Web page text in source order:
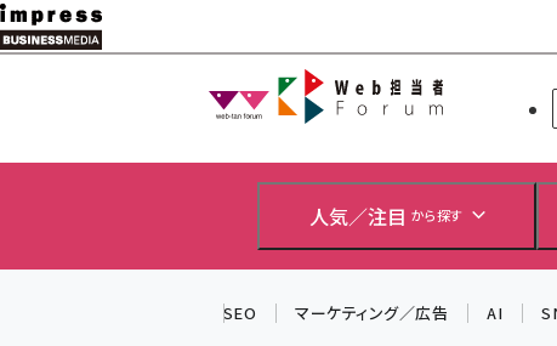
メ
イ
Web担当者
人気／注目 から探す
SEO マーケティング／広告 AI